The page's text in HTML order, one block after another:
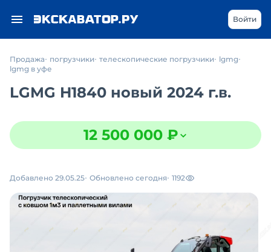
Войти
Продажа погрузчики телескопические погрузчики lgmg
lgmg в уфе
LGMG H1840 новый 2024 г.в.
12 500 000 ₽
Добавлено 29.05.25 Обновлено сегодня 1192